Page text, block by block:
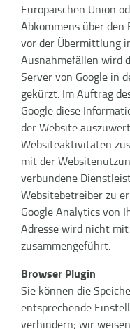
Europäischen Union
Abkommens über den
vor der Übermittlung
Ausnahmefällen wird
Server von Google in
gekürzt. Im Auftrag
Google diese
der Website
Websiteaktivitäten
mit der
verbundene
Websitebetreiber zu
Google Analytics von
Adresse wird nicht mit
zusammengeführt.
Browser Plugin
Sie können die
entsprechende
verhindern; wir